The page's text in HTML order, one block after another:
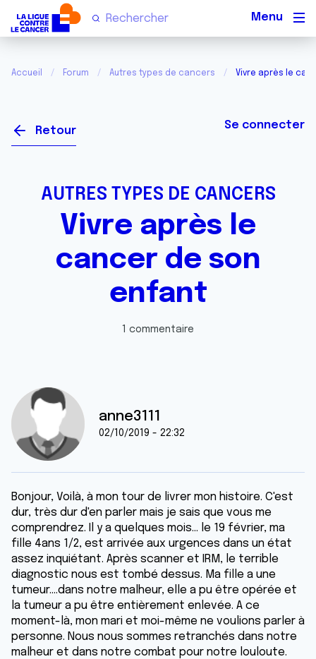
Accueil Forum Autres types de cancers Vivre après le
Retour Se connecter
AUTRES TYPES DE CANCERS
Vivre après le
cancer de son
enfant
1 commentaire
anne3111
02/10/2019 - 22:32
Bonjour, Voilà, à mon tour de livrer mon histoire. C'est
dur, très dur d'en parler mais je sais que vous me
comprendrez. Il y a quelques mois… le 19 février, ma
fille 4ans 1/2, est arrivée aux urgences dans un état
assez inquiétant. Après scanner et IRM, le terrible
diagnostic nous est tombé dessus. Ma fille a une
tumeur....dans notre malheur, elle a pu être opérée et
la tumeur a pu être entièrement enlevée. A ce
moment-là, mon mari et moi-même ne voulions parler à
personne. Nous nous sommes retranchés dans notre
malheur et dans notre combat pour notre louloute.